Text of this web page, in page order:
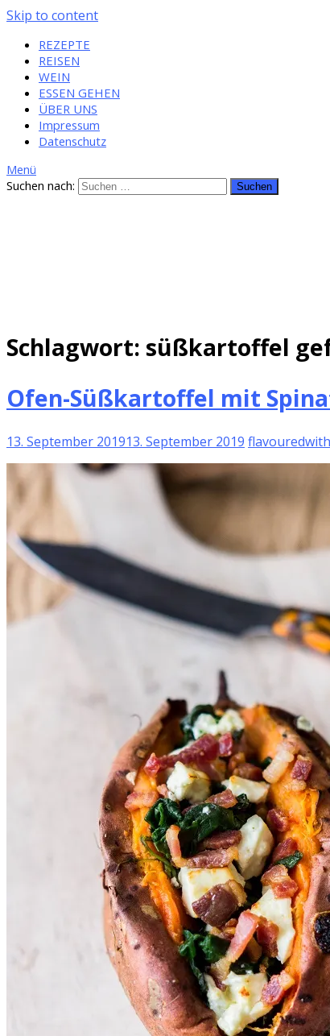
Skip to content
REZEPTE
REISEN
WEIN
ESSEN GEHEN
ÜBER UNS
Impressum
Datenschutz
Menü
Suchen nach:
Schlagwort: süßkartoffel
Ofen-Süßkartoffel mit
13. September 201913. September 2019